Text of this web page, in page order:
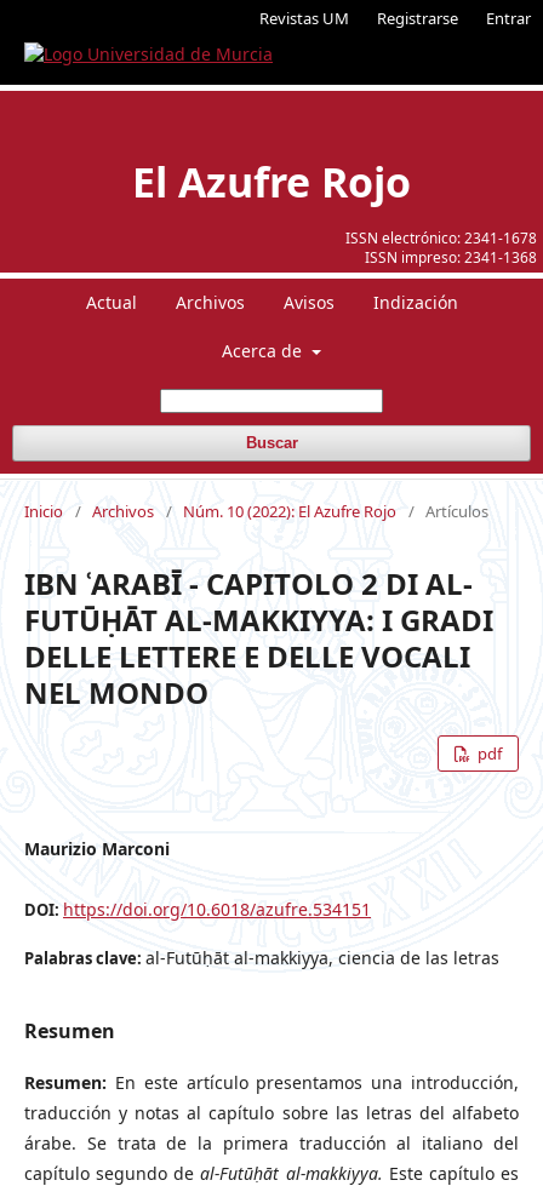
Revistas UM Registrarse Entrar
ISSN electrónico: 2341-1678
ISSN impreso: 2341-1368
El Azufre Rojo
Actual Archivos Avisos Indización
Acerca de
Buscar
Inicio / Archivos / Núm. 10 (2022): El Azufre Rojo / Artículos
IBN ʿARABĪ - CAPITOLO 2 DI AL-
FUTŪḤĀT AL-MAKKIYYA: I GRADI
DELLE LETTERE E DELLE VOCALI
NEL MONDO
pdf
Maurizio Marconi
DOI: https://doi.org/10.6018/azufre.534151
Palabras clave: al-Futūḥāt al-makkiyya, ciencia de las letras
Resumen
Resumen: En este artículo presentamos una introducción,
traducción y notas al capítulo sobre las letras del alfabeto
árabe. Se trata de la primera traducción al italiano del
capítulo segundo deal-Futūḥāt al-makkiyya. Este capítulo es